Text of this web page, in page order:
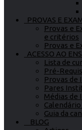
PROVAS E
Provas e
e critérios
Provas e
ACESSO AO
Lista de
Pré-
Provas de
Pares
Médias de
Guia da
BLOG